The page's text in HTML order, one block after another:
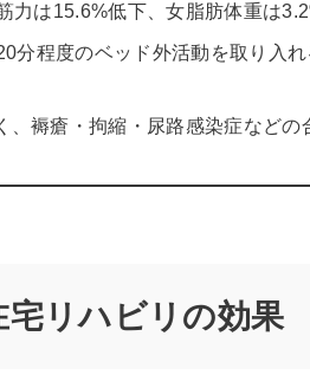
力は15.6%低下、女脂肪体重は
分程度のベッド外活動を取り入れ
褥瘡・拘縮・尿路感染症などの
宅リハビリの効果